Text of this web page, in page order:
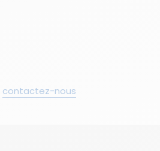
contactez-nous